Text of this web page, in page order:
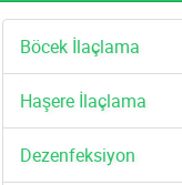
Böcek İlaçlama
Haşere İlaçlama
Dezenfeksiyon